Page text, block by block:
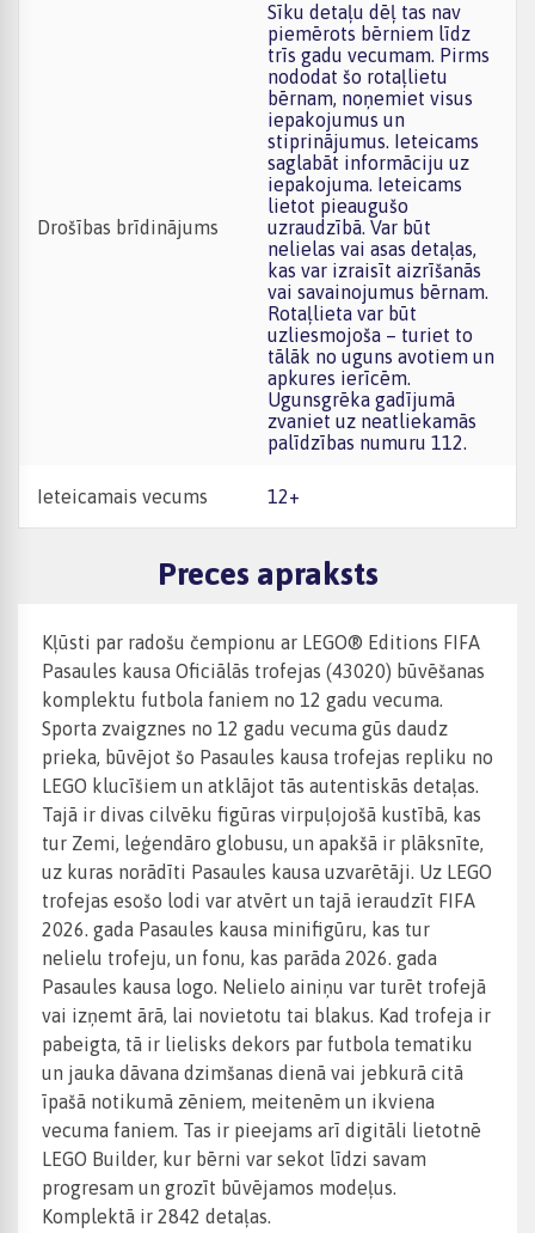
Drošības brīdinājums
Sīku detaļu dēļ tas nav
piemērots bērniem līdz
trīs gadu vecumam. Pirms
nododat šo rotaļlietu
bērnam, noņemiet visus
iepakojumus un
stiprinājumus. Ieteicams
saglabāt informāciju uz
iepakojuma. Ieteicams
lietot pieaugušo
uzraudzībā. Var būt
nelielas vai asas detaļas,
kas var izraisīt aizrīšanās
vai savainojumus bērnam.
Rotaļlieta var būt
uzliesmojoša – turiet to
tālāk no uguns avotiem un
apkures ierīcēm.
Ugunsgrēka gadījumā
zvaniet uz neatliekamās
palīdzības numuru 112.
Ieteicamais vecums 12+
Preces apraksts
Kļūsti par radošu čempionu ar LEGO® Editions FIFA
Pasaules kausa Oficiālās trofejas (43020) būvēšanas
komplektu futbola faniem no 12 gadu vecuma.
Sporta zvaigznes no 12 gadu vecuma gūs daudz
prieka, būvējot šo Pasaules kausa trofejas repliku no
LEGO klucīšiem un atklājot tās autentiskās detaļas.
Tajā ir divas cilvēku figūras virpuļojošā kustībā, kas
tur Zemi, leģendāro globusu, un apakšā ir plāksnīte,
uz kuras norādīti Pasaules kausa uzvarētāji. Uz LEGO
trofejas esošo lodi var atvērt un tajā ieraudzīt FIFA
2026. gada Pasaules kausa minifigūru, kas tur
nelielu trofeju, un fonu, kas parāda 2026. gada
Pasaules kausa logo. Nelielo ainiņu var turēt trofejā
vai izņemt ārā, lai novietotu tai blakus. Kad trofeja ir
pabeigta, tā ir lielisks dekors par futbola tematiku
un jauka dāvana dzimšanas dienā vai jebkurā citā
īpašā notikumā zēniem, meitenēm un ikviena
vecuma faniem. Tas ir pieejams arī digitāli lietotnē
LEGO Builder, kur bērni var sekot līdzi savam
progresam un grozīt būvējamos modeļus.
Komplektā ir 2842 detaļas.